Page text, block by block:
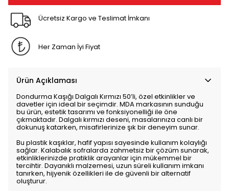
Ücretsiz Kargo ve Teslimat İmkanı
Her Zaman İyi Fiyat
Ürün Açıklaması
Dondurma Kaşığı Dalgalı Kırmızı 50’li, özel etkinlikler ve
davetler için ideal bir seçimdir. MDA markasının sunduğu
bu ürün, estetik tasarımı ve fonksiyonelliği ile öne
çıkmaktadır. Dalgalı kırmızı deseni, masalarınıza canlı bir
dokunuş katarken, misafirlerinize şık bir deneyim sunar.
Bu plastik kaşıklar, hafif yapısı sayesinde kullanım kolaylığı
sağlar. Kalabalık sofralarda zahmetsiz bir çözüm sunarak,
etkinliklerinizde pratiklik arayanlar için mükemmel bir
tercihtir. Dayanıklı malzemesi, uzun süreli kullanım imkanı
tanırken, hijyenik özellikleri ile de güvenli bir alternatif
oluşturur.